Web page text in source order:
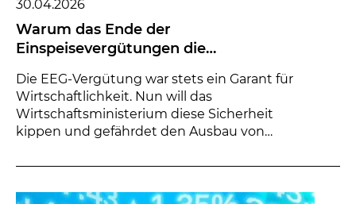
30.04.2026
Warum das Ende der
Einspeisevergütungen die
Die EEG-Vergütung war stets ein Garant für
Wirtschaftlichkeit. Nun will das
Wirtschaftsministerium diese Sicherheit
kippen und gefährdet den Ausbau von